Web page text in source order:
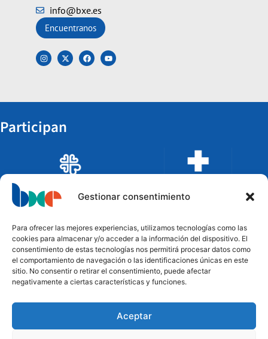
Gestionar consentimiento
Para ofrecer las mejores experiencias, utilizamos tecnologías como las
cookies para almacenar y/o acceder a la información del dispositivo. El
consentimiento de estas tecnologías nos permitirá procesar datos como
el comportamiento de navegación o las identificaciones únicas en este
sitio. No consentir o retirar el consentimiento, puede afectar
negativamente a ciertas características y funciones.
Aceptar
info@bxe.es
Encuentranos
Participan
Financian